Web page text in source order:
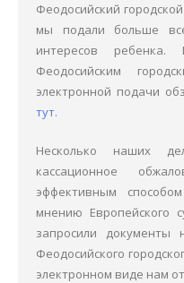
Наши сотрудники
Вне судебная работа
Розыск
Я в суде (судебная
Феодосийский
мы подали больше
интересов
Феодосийским
электронной подачи
тут.
Несколько наших
кассационное
эффективным
мнению Европейского
запросили документы
Феодосийского
электронном виде нам